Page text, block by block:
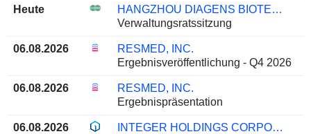
Heute
HANGZHOU DIAGENS BIOTECHNOLOGY CO., LTD.
Verwaltungsratssitzung
06.08.2026
RESMED, INC.
Ergebnisveröffentlichung - Q4 2026
06.08.2026
RESMED, INC.
Ergebnispräsentation
06.08.2026
INTEGER HOLDINGS CORPORATION